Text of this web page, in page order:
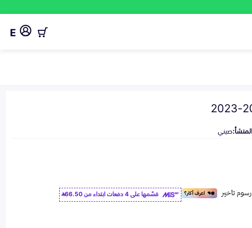
E
صيني
قسّمها على 4 دفعات ابتداء من
66.50